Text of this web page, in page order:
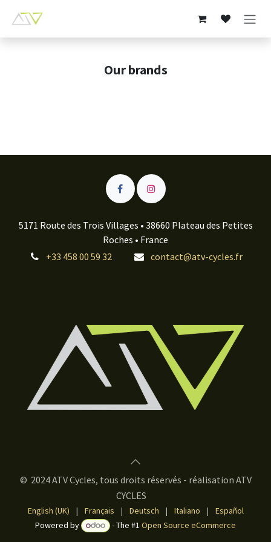
Our brands
5171 Route des Trois Villages • 38660 Plateau des Petites
Roches • France
+33 458 00 59 32
contact@atv-cycles.fr
© 2024 ATV Cycles, tous droits réservés - réalisation ATV
CYCLES
English (UK) | Français | Deutsch | Italiano |
Español
Powered by
- The #1Open Source eCommerce